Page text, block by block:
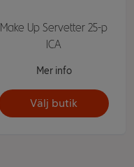
Make Up Servetter 25-p
ICA
Mer info
Välj butik